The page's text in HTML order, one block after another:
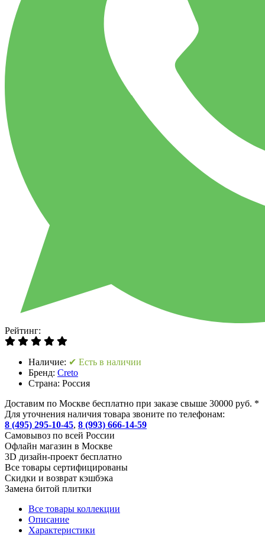
Рейтинг:
Наличие: ✔ Есть в наличии
Бренд: Creto
Страна: Россия
Доставим по Москве бесплатно при заказе свыше 30000 руб. *
Для уточнения наличия товара звоните по телефонам:
8 (495) 295-10-45, 8 (993) 666-14-59
Cамовывоз по всей России
Офлайн магазин в Москве
3D дизайн-проект бесплатно
Все товары сертифицированы
Скидки и возврат кэшбэка
Замена битой плитки
Все товары коллекции
Описание
Характеристики